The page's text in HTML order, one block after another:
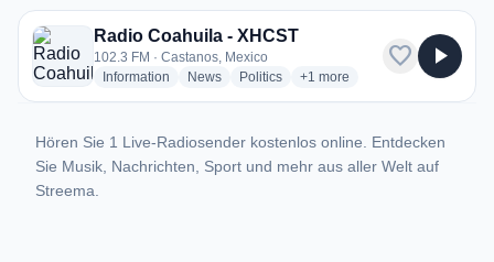
1 Radiosender aus Castanos
Radio Coahuila - XHCST
102.3 FM · Castanos, Mexico
Information radio stations
Newsradio stations
Politicsradio stations
+1 more genres for Radio
more
favorite play_arrow
Hören Sie 1 Live-Radiosender kostenlos online. Entdecken
Sie Musik, Nachrichten, Sport und mehr aus aller Welt auf
Streema.